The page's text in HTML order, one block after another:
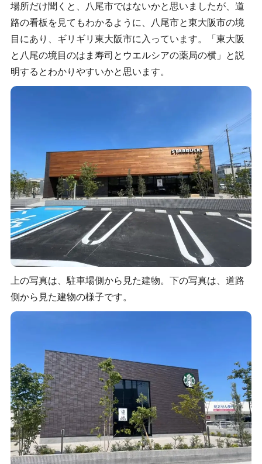
場所だけ聞くと、八尾市ではないかと思いましたが、道
路の看板を見てもわかるように、八尾市と東大阪市の境
目にあり、ギリギリ東大阪市に入っています。「東大阪
と八尾の境目のはま寿司とウエルシアの薬局の横」と説
明するとわかりやすいかと思います。
上の写真は、駐車場側から見た建物。下の写真は、道路
側から見た建物の様子です。